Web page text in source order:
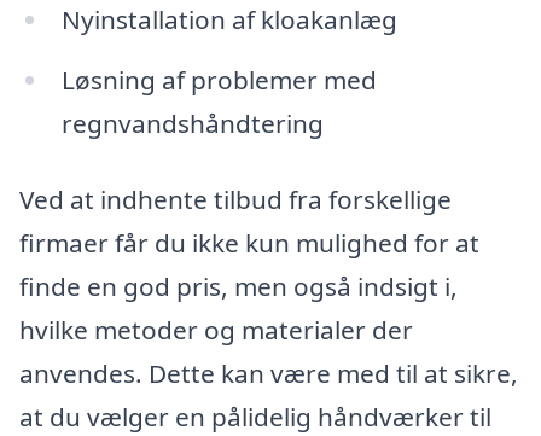
Nyinstallation af kloakanlæg
Løsning af problemer med
regnvandshåndtering
Ved at indhente tilbud fra forskellige
firmaer får du ikke kun mulighed for at
finde en god pris, men også indsigt i,
hvilke metoder og materialer der
anvendes. Dette kan være med til at sikre,
at du vælger en pålidelig håndværker til